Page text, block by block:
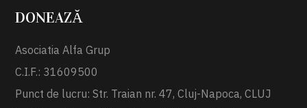
DONEAZĂ
Asociatia Alfa Grup
C.I.F.: 31609500
Punct de lucru: Str. Traian nr. 47, Cluj-Napoca, CLUJ